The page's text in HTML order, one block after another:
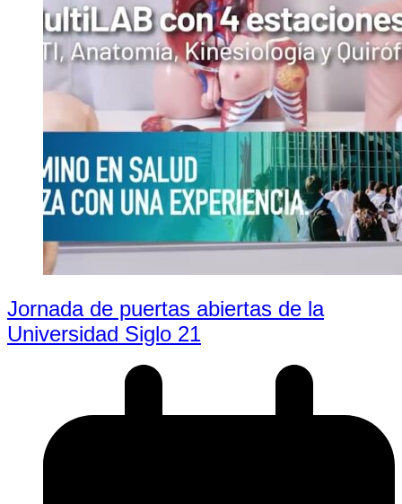
Jornada de puertas abiertas de la
Universidad Siglo 21